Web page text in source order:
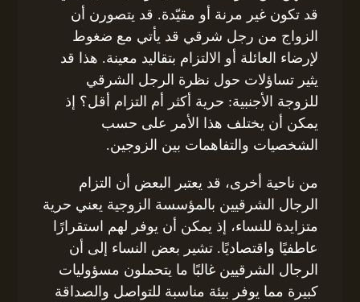
قد تكون غير مرنة أو مقيّدة. قد يتصورن أن
الزواج من رجل شرقي قد يأتي مع ضغوط
لإرضاء العائلة أو الالتزام بتقاليد معينة. هذا قد
يثير تساؤلات حول نظرة الرجل الشرقي
للزوجة الأجنبية: حرية أكثر أم التزام أقل؟ إذ
يمكن أن يختلف هذا الأمر على حسب
الشخصيات والتفاهمات بين الزوجين.
من ناحية أخرى، قد يعتبر البعض أن التزام
الرجال الشرقيين بالمؤسسة الزوجية يعني حرية
متزايدة للنساء، إذ يمكن أن يوفر لهم استقرارًا
عاطفيًا واقتصاديًا. تشير بعض النساء إلى أن
الرجال الشرقيين غالبًا ما يتحملون مسؤوليات
كبيرة مما يوفر بيئة مناسبة للتواصل والصداقة